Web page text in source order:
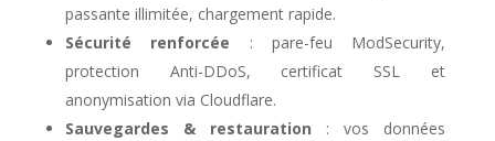
passante illimitée, chargement rapide.
Sécurité renforcée : pare-feu ModSecurity,
protection Anti-DDoS, certificat SSL et
anonymisation via Cloudflare.
Sauvegardes & restauration : vos données